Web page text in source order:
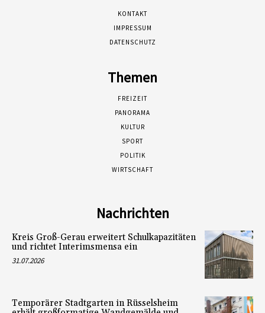
KONTAKT
IMPRESSUM
DATENSCHUTZ
Themen
FREIZEIT
PANORAMA
KULTUR
SPORT
POLITIK
WIRTSCHAFT
Nachrichten
Kreis Groß-Gerau erweitert Schulkapazitäten
und richtet Interimsmensa ein
31.07.2026
Temporärer Stadtgarten in Rüsselsheim